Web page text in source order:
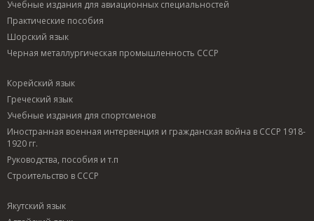
Учебные издания для авиационных специальностей
Практические пособия
Шорский язык
Черная металлургическая промышленность СССР
Корейский язык
Греческий язык
Учебные издания для спортсменов
Иностранная военная интервенция и гражданская война в СССР 1918-
1920 гг.
Руководства, пособия и т.п
Строительство в СССР
Якутский язык